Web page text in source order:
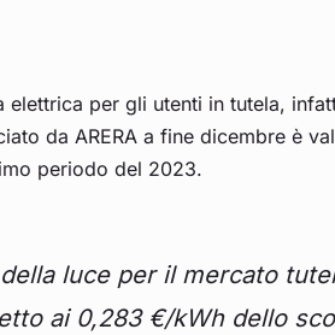
elettrica per gli utenti in tutela,
da ARERA a fine dicembre è
periodo del 2023.
luce per il mercato
ai 0,283 €/kWh dello